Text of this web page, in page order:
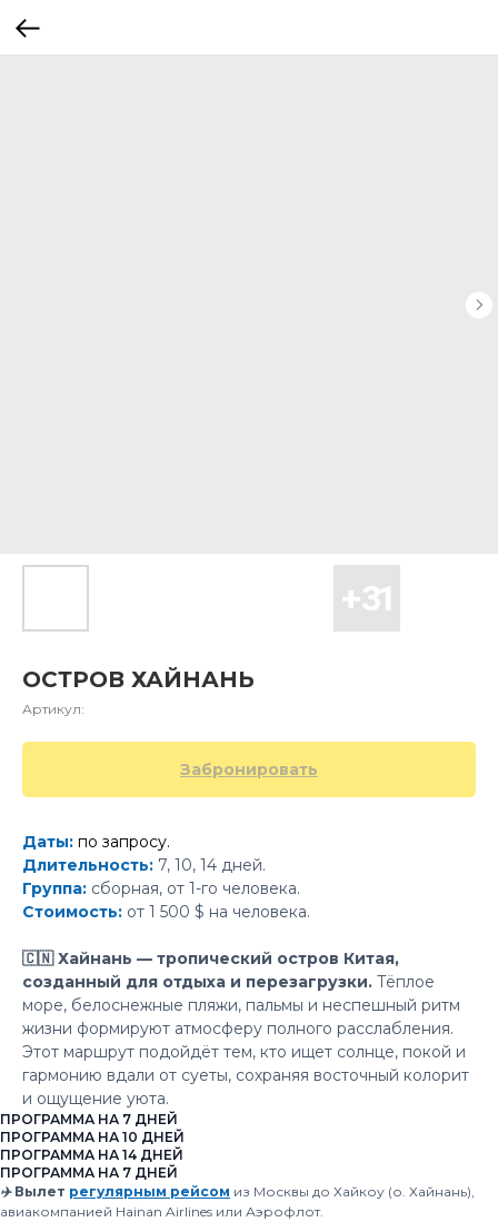
ОСТРОВ ХАЙНАНЬ
Артикул:
Забронировать
Даты: по запросу.
Длительность: 7, 10, 14 дней.
Группа: сборная, от 1-го человека.
Стоимость: от 1 500 $ на человека.
🇨🇳 Хайнань — тропический остров Китая,
созданный для отдыха и перезагрузки. Тёплое
море, белоснежные пляжи, пальмы и неспешный ритм
жизни формируют атмосферу полного расслабления.
Этот маршрут подойдёт тем, кто ищет солнце, покой и
гармонию вдали от суеты, сохраняя восточный колорит
и ощущение уюта.
ПРОГРАММА НА 7 ДНЕЙ
ПРОГРАММА НА 10 ДНЕЙ
ПРОГРАММА НА 14 ДНЕЙ
ПРОГРАММА НА 7 ДНЕЙ
✈️ Вылет регулярным рейсом из Москвы до Хайкоу (о. Хайнань),
авиакомпанией Hainan Airlines или Аэрофлот.